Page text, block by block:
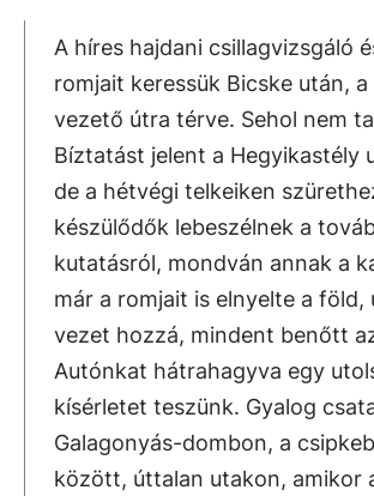
A híres hajdani csillagvizsgáló
romjait keressük Bicske után,
vezető útra térve. Sehol nem
Bíztatást jelent a Hegyikastély
de a hétvégi telkeiken
készülődők lebeszélnek a
kutatásról, mondván annak a
már a romjait is elnyelte a föld,
vezet hozzá, mindent benőtt
Autónkat hátrahagyva egy
kísérletet teszünk. Gyalog
Galagonyás-dombon, a
között, úttalan utakon, amikor